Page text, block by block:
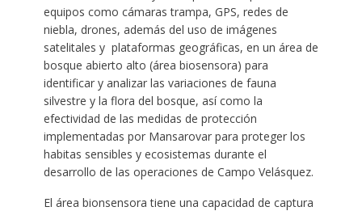
equipos como cámaras trampa, GPS, redes de
niebla, drones, además del uso de imágenes
satelitales y plataformas geográficas, en un área de
bosque abierto alto (área biosensora) para
identificar y analizar las variaciones de fauna
silvestre y la flora del bosque, así como la
efectividad de las medidas de protección
implementadas por Mansarovar para proteger los
habitas sensibles y ecosistemas durante el
desarrollo de las operaciones de Campo Velásquez.
El área bionsensora tiene una capacidad de captura